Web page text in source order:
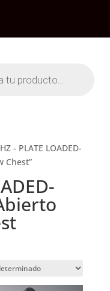
- PLATE LOADED-
Chest”